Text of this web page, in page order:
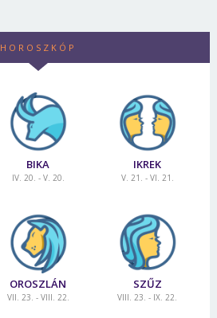
HOROSZKÓP
BIKA
IV. 20. - V. 20.
IKREK
V. 21. - VI. 21.
OROSZLÁN
VII. 23. - VIII. 22.
SZŰZ
VIII. 23. - IX. 22.